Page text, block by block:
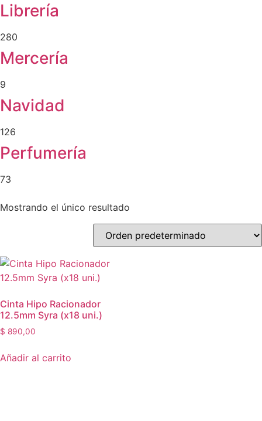
Librería
280
Mercería
9
Navidad
126
Perfumería
73
Mostrando el único resultado
Cinta Hipo Racionador
12.5mm Syra (x18 uni.)
$ 890,00
Añadir al carrito